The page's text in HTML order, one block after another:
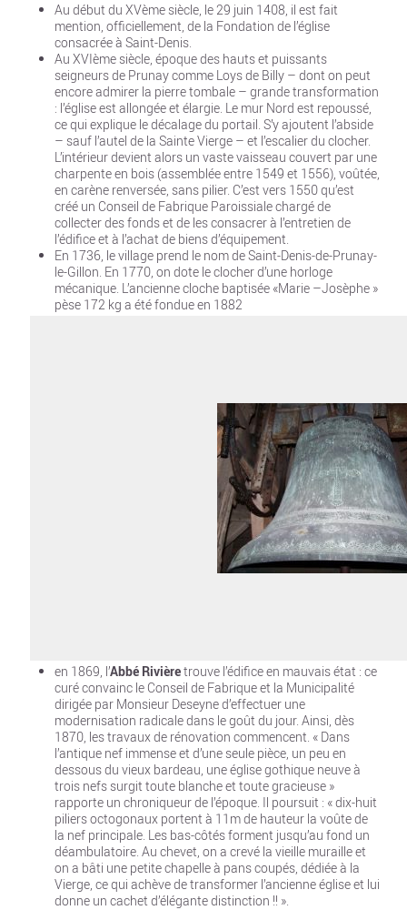
Au début du XVème siècle, le 29 juin 1408, il est fait
mention, officiellement, de la Fondation de l’église
consacrée à Saint-Denis.
Au XVIème siècle, époque des hauts et puissants
seigneurs de Prunay comme Loys de Billy – dont on peut
encore admirer la pierre tombale – grande transformation
: l’église est allongée et élargie. Le mur Nord est repoussé,
ce qui explique le décalage du portail. S’y ajoutent l’abside
– sauf l’autel de la Sainte Vierge – et l’escalier du clocher.
L’intérieur devient alors un vaste vaisseau couvert par une
charpente en bois (assemblée entre 1549 et 1556), voûtée,
en carène renversée, sans pilier. C’est vers 1550 qu’est
créé un Conseil de Fabrique Paroissiale chargé de
collecter des fonds et de les consacrer à l’entretien de
l’édifice et à l’achat de biens d’équipement.
En 1736, le village prend le nom de Saint-Denis-de-Prunay-
le-Gillon. En 1770, on dote le clocher d’une horloge
mécanique. L’ancienne cloche baptisée «Marie –Josèphe »
pèse 172 kg a été fondue en 1882
en 1869, l’Abbé Rivièretrouve l’édifice en mauvais état : ce
curé convainc le Conseil de Fabrique et la Municipalité
dirigée par Monsieur Deseyne d’effectuer une
modernisation radicale dans le goût du jour. Ainsi, dès
1870, les travaux de rénovation commencent. « Dans
l’antique nef immense et d’une seule pièce, un peu en
dessous du vieux bardeau, une église gothique neuve à
trois nefs surgit toute blanche et toute gracieuse »
rapporte un chroniqueur de l’époque. Il poursuit : «dix-huit
piliers octogonaux portent à 11m de hauteur la voûte de
la nef principale. Les bas-côtés forment jusqu’au fond un
déambulatoire. Au chevet, on a crevé la vieille muraille et
on a bâti une petite chapelle à pans coupés, dédiée à la
Vierge, ce qui achève de transformer l’ancienne église et lui
donne un cachet d’élégante distinction !! ».